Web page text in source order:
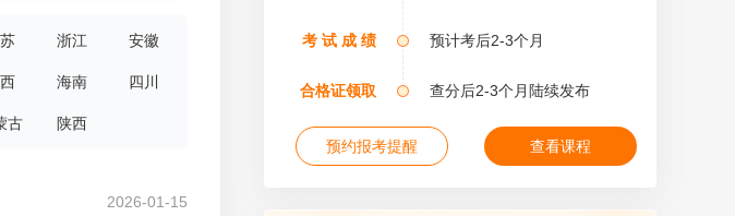
浙江 安徽
海南 四川
古 陕西
2026-01-15
考 试 成 绩 预计考后2-3个月
合格证领取 查分后2-3个月陆续发布
预约报考提醒 查看课程